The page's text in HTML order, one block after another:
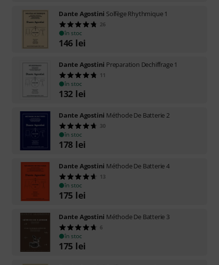
Dante Agostini Solfège Rhythmique 1
26
în stoc
146 lei
Dante Agostini Preparation Dechiffrage 1
11
în stoc
132 lei
Dante Agostini Méthode De Batterie 2
30
în stoc
178 lei
Dante Agostini Méthode De Batterie 4
13
în stoc
175 lei
Dante Agostini Méthode De Batterie 3
6
în stoc
175 lei